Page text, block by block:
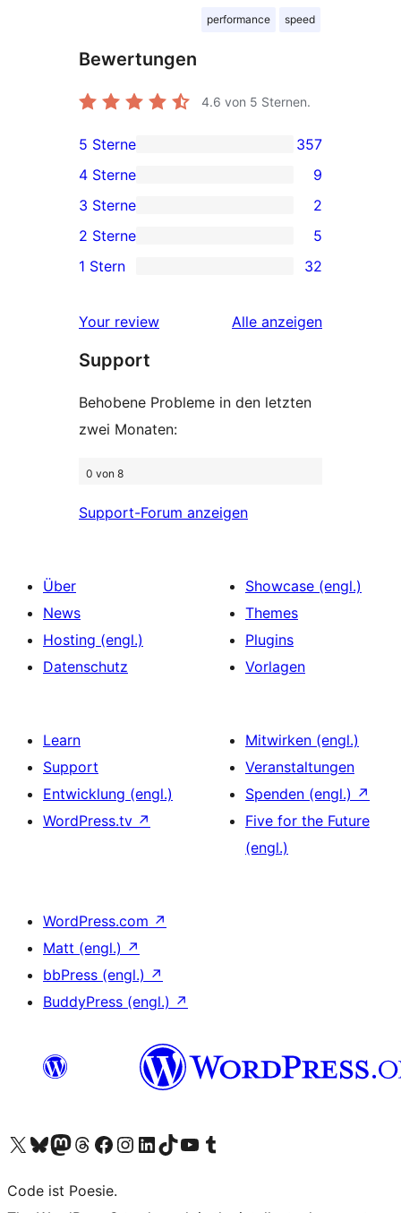
performance speed
Bewertungen
4.6 von 5 Sternen.
357 5-
Sterne-
Rezensionen
5 Sterne 357
9 4-
Sterne-
Rezensionen
4 Sterne 9
2 3-
Sterne-
Rezensionen
3 Sterne 2
5 2-
Sterne-
2 Sterne 5
32 1-
Rezensionen
1 Stern 32
Your review Alle Rezensionen
anzeigen
Support
Behobene Probleme in den letzten
zwei Monaten:
0 von 8
Support-Forum anzeigen
Über
News
Hosting (engl.)
Datenschutz
Showcase (engl.)
Themes
Plugins
Vorlagen
Learn
Support
Entwicklung (engl.)
WordPress.tv ↗
Mitwirken (engl.)
Veranstaltungen
Spenden (engl.) ↗
Five for the Future
(engl.)
WordPress.com ↗
Matt (engl.) ↗
bbPress (engl.) ↗
BuddyPress (engl.) ↗
Unser X-Konto (früher Twitter) besuchen
Unser Bluesky-Konto besuchen
Unser Mastodon-Konto besuchen
Unser Threads-Konto besuchen
Unsere Facebook-Seite besuchen
Unser Instagram-Konto besuchen
Unser LinkedIn-Konto besuchen
Unser TikTok-Konto besuchen
Unseren YouTube-Kanal besuchen
Unser Tumblr-Konto besuchen
Code ist Poesie.